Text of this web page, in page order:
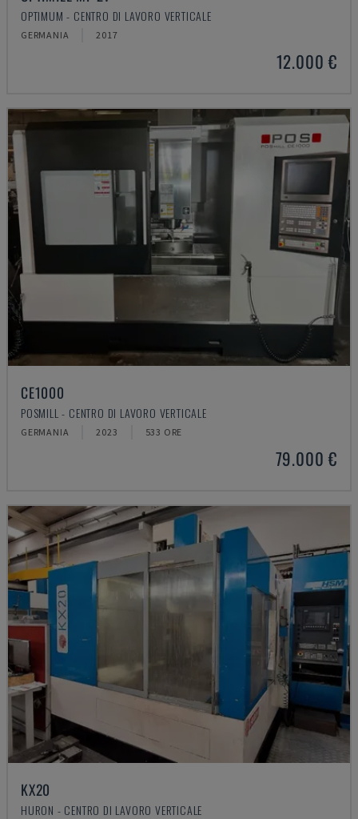
OPTIMUM - CENTRO DI LAVORO VERTICALE
GERMANIA 2017
12.000 €
CE1000
POSMILL - CENTRO DI LAVORO VERTICALE
GERMANIA 2023 533 ORE
79.000 €
KX20
HURON - CENTRO DI LAVORO VERTICALE